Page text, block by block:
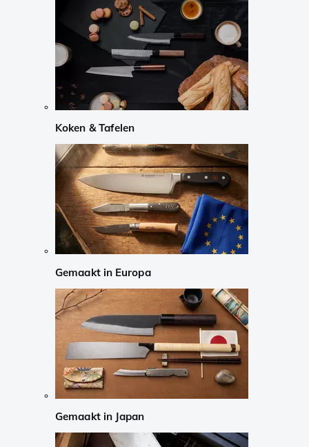
Koken & Tafelen
Gemaakt in Europa
Gemaakt in Japan